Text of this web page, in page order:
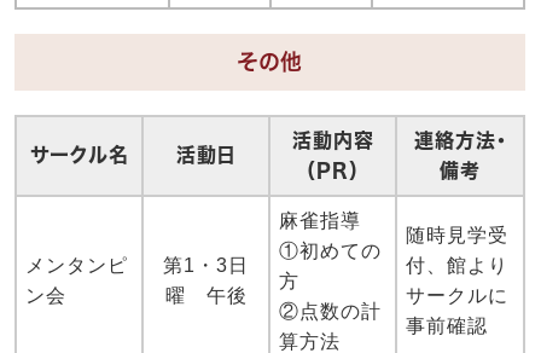
その他
サークル名 活動日
活動内容
（PR）
連絡方法・
備考
メンタンピ
ン会
第1・3日
曜 午後
麻雀指導
①初めての
方
②点数の計
算方法
随時見学受
付、館より
サークルに
事前確認